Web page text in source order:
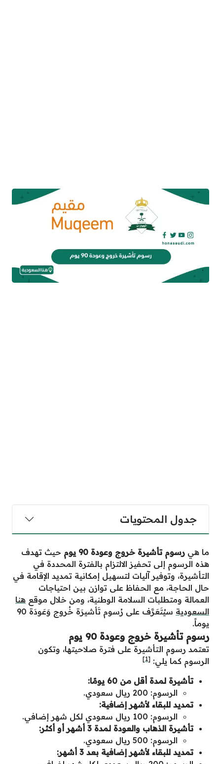
جدول المحتويات
ما هي رسوم تأشيرة خروج وعودة 90 يوم
حيث تهدف
هذه الرسوم إلى تحفيز الالتزام بالفترة المحددة في
التأشيرة، وتوفير آليات لتسهيل إمكانية تمديد الإقامة في
حال الحاجة، مع الحفاظ على توازن بين احتياجات
العمالة ومتطلبات السلامة الوطنية، ومن خلال موقع هنا
السعودية
سيُتَعَرَّف على رُسوم تَأشيرَة خُروج وَعَودَة 90
يوماً.
رسوم تأشيرة خروج وعودة 90 يوم
تعتمد رسوم التأشيرة على فترة صلاحيتها، وتكون
الرسوم كما يلي: [1]
تأشيرة لمدة أقل من 60 يومًا:
الرسوم: 200 ريال سعودي.
تمديد للبقاء لأشهر إضافية:
الرسوم: 100 ريال سعودي لكل شهر إضافي.
تأشيرة الذهاب والعودة لمدة 3 أشهر أو أكثر:
الرسوم: 500 ريال سعودي.
تمديد للبقاء لأشهر إضافية بعد 3 أشهر: